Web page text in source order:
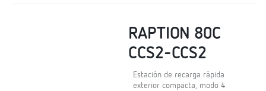
RAPTION 80C
CCS2-CCS2
Estación de recarga rápida
exterior compacta, modo 4